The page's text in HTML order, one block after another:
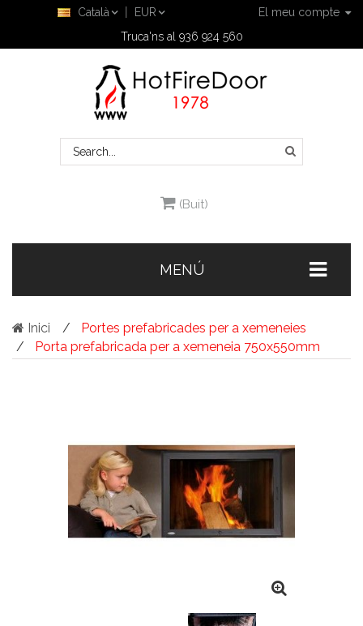
El meu compte
Català
EUR
Truca'ns al 936 924 560
(Buit)
MENÚ
Inici
Portes prefabricades per a xemeneies
Porta prefabricada per a xemeneia 750x550mm